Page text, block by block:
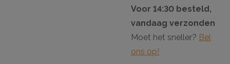
Voor 14:30 besteld,
vandaag verzonden
Moet het sneller? Bel
ons op!